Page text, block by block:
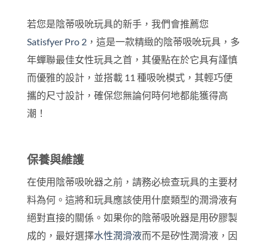
若您是陰蒂吸吮玩具的新手，我們會推薦您
Satisfyer Pro 2 ，這是一款精緻的陰蒂吸吮玩具，多
年蟬聯最佳女性玩具之首，其優點在於它具有謹慎
而優雅的設計，並搭載 11 種吸吮模式，其輕巧便
攜的尺寸設計，確保您無論何時何地都能獲得高
潮！
保養與維護
在使用陰蒂吸吮器之前，請務必檢查玩具的主要材
料為何。這將和玩具應該使用什麼類型的潤滑液有
絕對直接的關係。如果你的陰蒂吸吮器是用矽膠製
成的，最好選擇水性潤滑液而不是矽性潤滑液，因